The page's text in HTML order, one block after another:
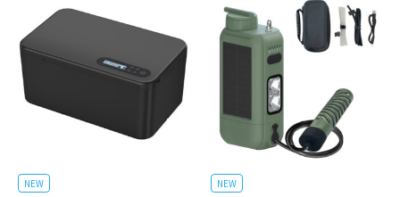
NEW NEW